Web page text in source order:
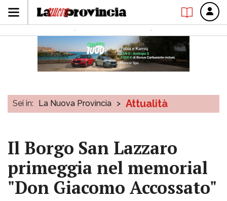
Sei in: La Nuova Provincia > Attualità
Il Borgo San Lazzaro
primeggia nel memorial
"Don Giacomo Accossato"